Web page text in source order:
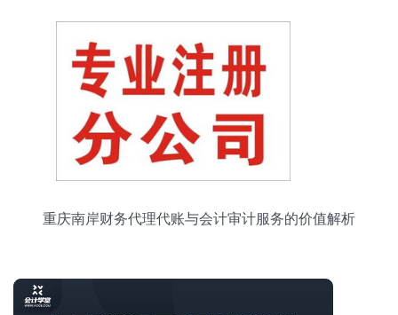
重庆南岸财务代理代账与会计审计服务的价值解析